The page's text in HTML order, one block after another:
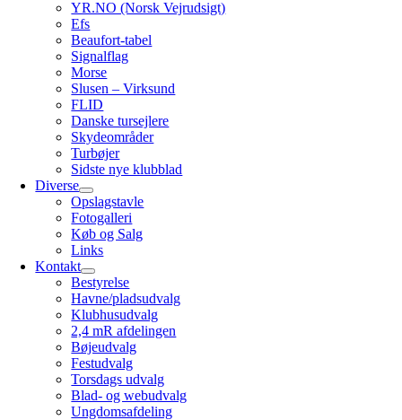
YR.NO (Norsk Vejrudsigt)
Efs
Beaufort-tabel
Signalflag
Morse
Slusen – Virksund
FLID
Danske tursejlere
Skydeområder
Turbøjer
Sidste nye klubblad
Diverse
Opslagstavle
Fotogalleri
Køb og Salg
Links
Kontakt
Bestyrelse
Havne/pladsudvalg
Klubhusudvalg
2,4 mR afdelingen
Bøjeudvalg
Festudvalg
Torsdags udvalg
Blad- og webudvalg
Ungdomsafdeling